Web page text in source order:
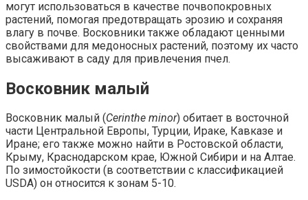
могут использоваться в качестве почвопокровных
растений, помогая предотвращать эрозию и сохраняя
влагу в почве. Восковники также обладают ценными
свойствами для медоносных растений, поэтому их часто
высаживают в саду для привлечения пчел.
Восковник малый
Восковник малый (Cerinthe minor) обитает в восточной
части Центральной Европы, Турции, Ираке, Кавказе и
Иране; его также можно найти в Ростовской области,
Крыму, Краснодарском крае, Южной Сибири и на Алтае.
По зимостойкости (в соответствии с классификацией
USDA) он относится к зонам 5-10.